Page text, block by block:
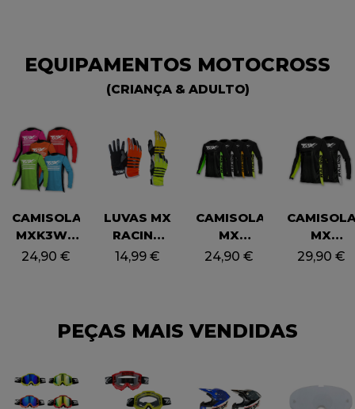
EQUIPAMENTOS MOTOCROSS
(CRIANÇA & ADULTO)
CAMISOLA
MXK3W -
TOX
24,90 €
LUVAS MX
RACING
CRIANÇA
14,99€
CAMISOLA
MX
RACING
24,90€
MX
RACING
29,90 €
PEÇAS MAIS VENDIDAS